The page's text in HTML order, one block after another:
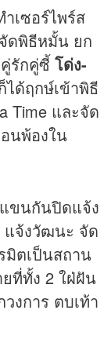
เซอร์ไพร์ส
ดพิธีหมั้น ยก
รักคู่ซี้ โด่ง-
ได้ฤกษ์เข้าพิธี
Time และจัด
นพ้องใน
ขนกันปิดแจ้ง
จ้งวัฒนะ จัด
มิตเป็นสถาน
ที่ทั้ง 2 ใฝ่ฝัน
งการ ตบเท้า